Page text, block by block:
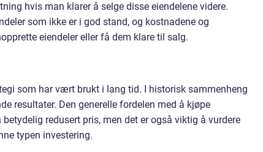
hvis man klarer å selge disse eiendelene videre.
som ikke er i god stand, og kostnadene og
eiendeler eller få dem klare til salg.
som har vært brukt i lang tid. I historisk sammenheng
resultater. Den generelle fordelen med å kjøpe
redusert pris, men det er også viktig å vurdere
typen investering.